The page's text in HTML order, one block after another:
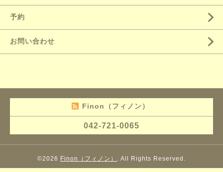
予約
お問い合わせ
Finon（フィノン）
042-721-0065
©2026 Finon（フィノン） . All Rights Reserved.